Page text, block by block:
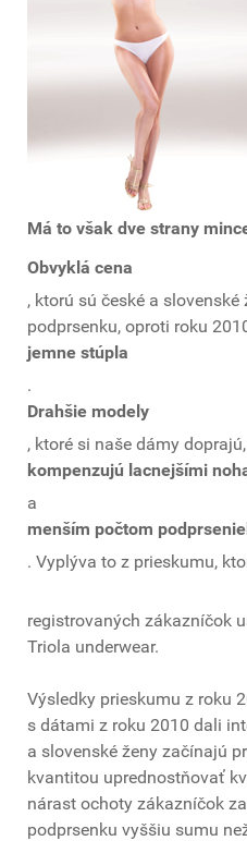
Má to však dve strany
Obvyklá cena
, ktorú sú české a
podprsenku, oproti roku
jemne stúpla
.
Drahšie modely
, ktoré si naše dámy
kompenzujú lacnejšími
a
menším počtom
. Vyplýva to z prieskumu,
registrovaných zákazníčok
Triola underwear.
Výsledky prieskumu z roku
s dátami z roku 2010 dali
a slovenské ženy začínajú
kvantitou uprednostňovať
nárast ochoty zákazníčok
podprsenku vyššiu sumu